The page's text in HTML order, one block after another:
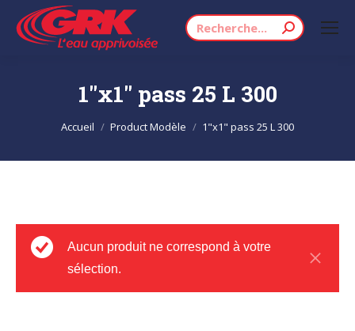
Recherche
1"x1" pass 25 L 300
Vous êtes ici :
Accueil Product Modèle 1"x1" pass 25 L 300
Aucun produit ne correspond à votre
sélection.